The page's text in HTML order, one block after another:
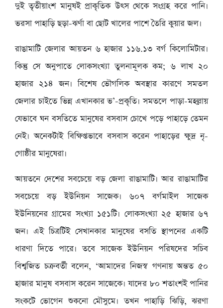
দুই তৃতীয়াংশ মানুষই প্রাকৃতিক উৎস থেকে সংগ্রহ করে পানি।
ভরসা পাহাড়ি ছড়া-ঝর্ণা বা ছোট খালের পাশে তৈরি কুয়ার জল।
রাঙামাটি জেলার আয়তন ৬ হাজার ১১৬.১৩ বর্গ কিলোমিটার।
কিন্তু সে অনুপাতে লোকসংখ্যা তুলনামূলক কম; ৬ লাখ ২০
হাজার ২১৪ জন। বিশেষ ভৌগলিক অবস্থার কারণে সমতল
জেলার চাইতে ভিন্ন এখানকার ভ’-প্রকৃতি। সমতলে পাড়া-মহল্লায়
যেভাবে ঘন বসতিতে মানুষের বসবাস চোখে পড়ে পাহাড়ে তেমন
নেই। অনেকটাই বিক্ষিপ্তভাবে বসবাস করেন পাহাড়ের ক্ষুদ্র নৃ-
গোষ্ঠীর মানুষেরা।
আয়তনে দেশের সবচেয়ে বড় জেলা রাঙামাটি। আর রাঙামাটির
সবচেয়ে বড় ইউনিয়ন সাজেক। ৬০৭ বর্গমাইল সাজেক
ইউনিয়নের গ্রামের সংখ্যা ১৫১টি। লোকসংখ্যা ২৫ হাজার ৬৭
জন। এই চিত্রটিই সেখানকার মানুষের বসতি স্থাপনের একটি
ধারণা দিতে পারে। তবে সাজেক ইউনিয়ন পরিষদের সচিব
বিশ্বজিত চক্রবর্তী বলেন, ‘আমাদের নিজস্ব গণনায় অন্তত ৫০
হাজার মানুষ বসবাস করেন সাজেকে। যাদের ৮০ শতাংশই পানির
সংকটে ভোগেন শুকনো মৌসুমে। তখন পাহাড়ি ঝিড়ি, ঝরণা